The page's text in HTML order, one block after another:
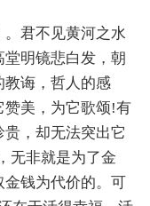
君不见黄河之水
明镜悲白发，朝
教诲，哲人的感
美，为它歌颂!有
，却无法突出它
无非就是为了金
钱为代价的。可